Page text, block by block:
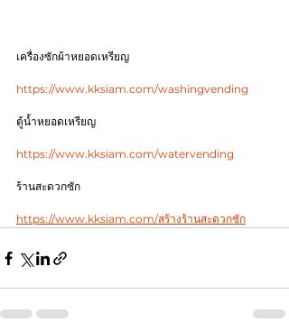
เครื่องซักผ้าหยอดเหรียญ
https://www.kksiam.com/washingvending
ตู้น้ำหยอดเหรียญ
https://www.kksiam.com/watervending
ร้านสะดวกซัก
https://www.kksiam.com/สร้างร้านสะดวกซัก